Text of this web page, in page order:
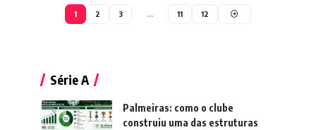
1 2 3 … 11 12
Série A
Palmeiras: como o clube
construiu uma das estruturas